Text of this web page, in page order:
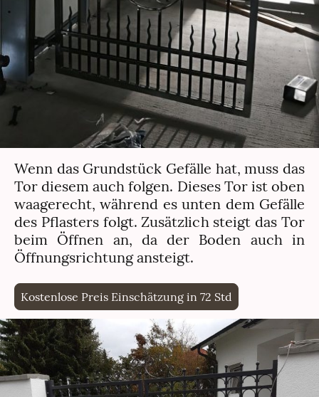
Wenn das Grundstück Gefälle hat, muss das
Tor diesem auch folgen. Dieses Tor ist oben
waagerecht, während es unten dem Gefälle
des Pflasters folgt. Zusätzlich steigt das Tor
beim Öffnen an, da der Boden auch in
Öffnungsrichtung ansteigt.
Kostenlose Preis Einschätzung in 72 Std